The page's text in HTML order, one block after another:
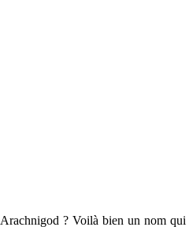
Arachnigod ? Voilà bien un nom qui